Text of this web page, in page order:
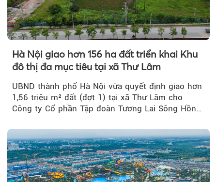
Hà Nội giao hơn 156 ha đất triển khai Khu
đô thị đa mục tiêu tại xã Thư Lâm
UBND thành phố Hà Nội vừa quyết định giao hơn
1,56 triệu m² đất (đợt 1) tại xã Thư Lâm cho
Công ty Cổ phần Tập đoàn Tương Lai Sông Hồng